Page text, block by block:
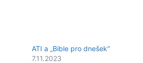
ATI a „Bible pro dnešek“
7.11.2023